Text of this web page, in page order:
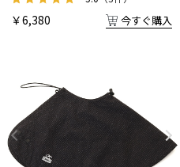
￥6,380 今すぐ購入